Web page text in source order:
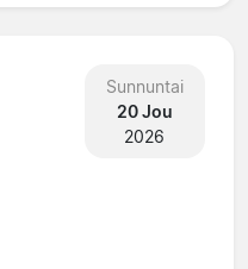
Sunnuntai
20 Jou
2026